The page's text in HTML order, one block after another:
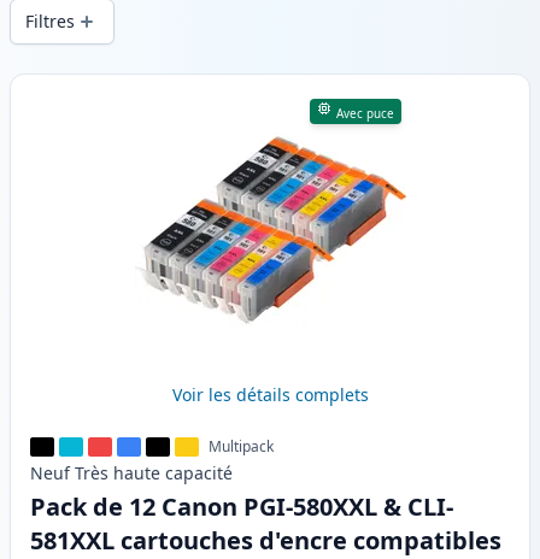
rapide depuis un stock local en .
Filtres
Produits
Avec puce
Voir les détails complets
Multipack
Neuf Très haute capacité
Pack de 12 Canon PGI-580XXL & CLI-
581XXL cartouches d'encre compatibles